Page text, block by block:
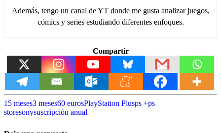
Además, tengo un canal de YT donde me gusta analizar juegos,
cómics y series estudiando diferentes enfoques.
Compartir
15 meses3 meses60 eurosPlayStation Plusps +ps
storesonysuscripción anual